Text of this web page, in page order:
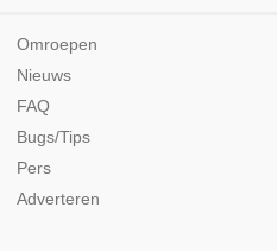
Omroepen
Nieuws
FAQ
Bugs/Tips
Pers
Adverteren